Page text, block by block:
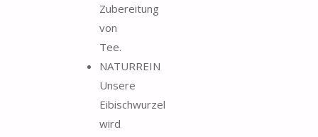
Zubereitung
von
Tee.
NATURREIN
Unsere
Eibischwurzel
wird